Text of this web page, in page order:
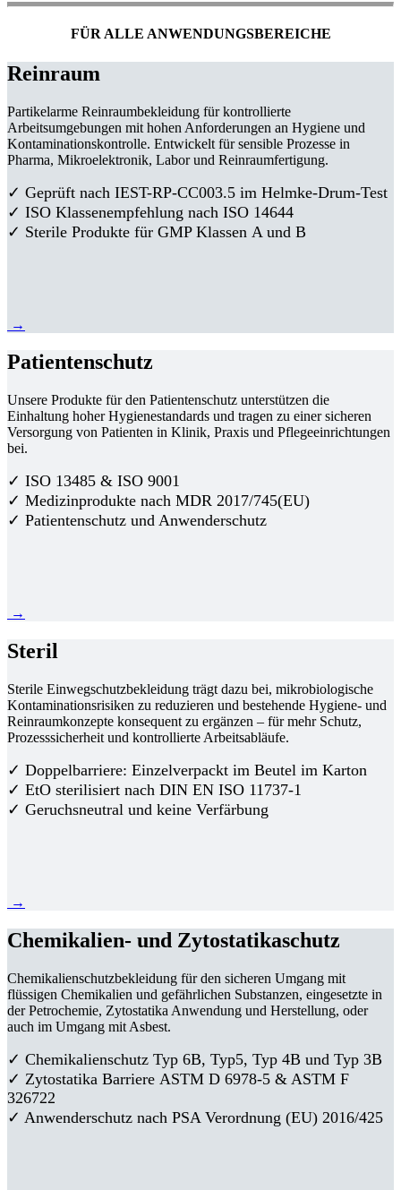
FÜR ALLE ANWENDUNGSBEREICHE
Reinraum
Partikelarme Reinraumbekleidung für kontrollierte
Arbeitsumgebungen mit hohen Anforderungen an Hygiene und
Kontaminationskontrolle. Entwickelt für sensible Prozesse in
Pharma, Mikroelektronik, Labor und Reinraumfertigung.
✓ Geprüft nach IEST-RP-CC003.5 im Helmke-Drum-Test
✓ ISO Klassenempfehlung nach ISO 14644
✓ Sterile Produkte für GMP Klassen A und B
→
Patientenschutz
Unsere Produkte für den Patientenschutz unterstützen die
Einhaltung hoher Hygienestandards und tragen zu einer sicheren
Versorgung von Patienten in Klinik, Praxis und Pflegeeinrichtungen
bei.
✓ ISO 13485 & ISO 9001
✓ Medizinprodukte nach MDR 2017/745(EU)
✓ Patientenschutz und Anwenderschutz
→
Steril
Sterile Einwegschutzbekleidung trägt dazu bei, mikrobiologische
Kontaminationsrisiken zu reduzieren und bestehende Hygiene- und
Reinraumkonzepte konsequent zu ergänzen – für mehr Schutz,
Prozesssicherheit und kontrollierte Arbeitsabläufe.
✓ Doppelbarriere: Einzelverpackt im Beutel im Karton
✓ EtO sterilisiert nach DIN EN ISO 11737-1
✓ Geruchsneutral und keine Verfärbung
→
Chemikalien- und Zytostatikaschutz
Chemikalienschutzbekleidung für den sicheren Umgang mit
flüssigen Chemikalien und gefährlichen Substanzen, eingesetzte in
der Petrochemie, Zytostatika Anwendung und Herstellung, oder
auch im Umgang mit Asbest.
✓ Chemikalienschutz Typ 6B, Typ5, Typ 4B und Typ 3B
✓ Zytostatika Barriere ASTM D 6978-5 & ASTM F
326722
✓ Anwenderschutz nach PSA Verordnung (EU) 2016/425